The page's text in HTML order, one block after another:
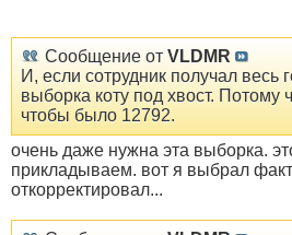
Сообщение от VLDMR
И, если сотрудник получал весь
выборка коту под хвост. Потому
чтобы было 12792.
очень даже нужна эта выборка.
прикладываем. вот я выбрал
откорректировал...